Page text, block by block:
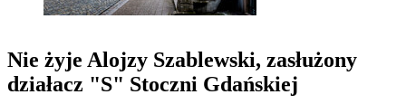
Nie żyje Alojzy Szablewski, zasłużony
działacz "S" Stoczni Gdańskiej